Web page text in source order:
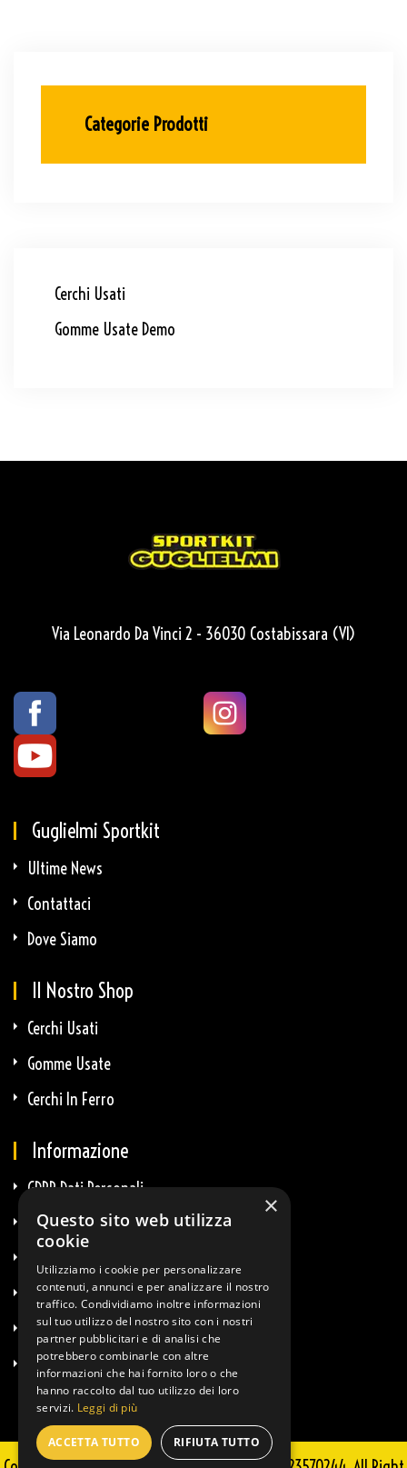
Categorie Prodotti
Cerchi Usati
Gomme Usate Demo
Via Leonardo Da Vinci 2 - 36030 Costabissara (VI)
Guglielmi Sportkit
Ultime News
Contattaci
Dove Siamo
Il Nostro Shop
Cerchi Usati
Gomme Usate
Cerchi In Ferro
Informazione
GDPR Dati Personali
GDPR E-Commerce
Termini & Condizioni
Diritto Di Recesso
Info Spedizioni
×
Questo sito web utilizza
cookie
Utilizziamo i cookie per personalizzare
contenuti, annunci e per analizzare il nostro
traffico. Condividiamo inoltre informazioni
sul tuo utilizzo del nostro sito con i nostri
partner pubblicitari e di analisi che
potrebbero combinarle con altre
informazioni che hai fornito loro o che
hanno raccolto dal tuo utilizzo dei loro
servizi. Leggi di più
ACCETTA TUTTO RIFIUTA TUTTO